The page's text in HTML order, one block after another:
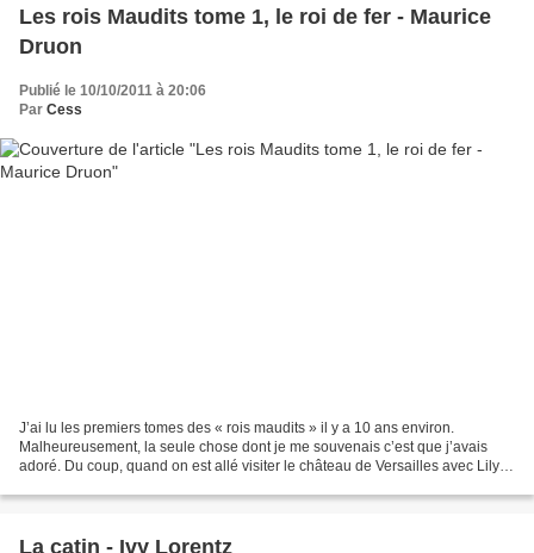
Les rois Maudits tome 1, le roi de fer - Maurice
Druon
Publié le 10/10/2011 à 20:06
Par Cess
J’ai lu les premiers tomes des « rois maudits » il y a 10 ans environ.
Malheureusement, la seule chose dont je me souvenais c’est que j’avais
adoré. Du coup, quand on est allé visiter le château de Versailles avec Lily et
La catin - Ivy Lorentz